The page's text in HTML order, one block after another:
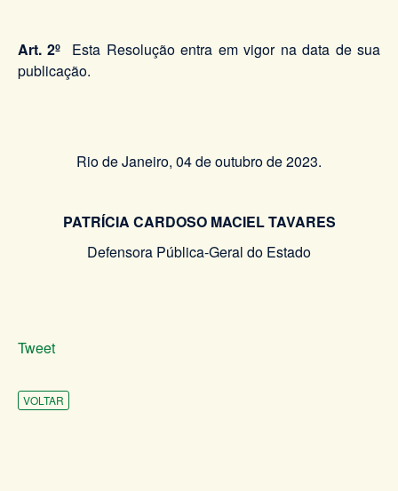
Art. 2º
Esta Resolução entra em vigor na data de sua
publicação.
Rio de Janeiro, 04 de outubro de 2023.
PATRÍCIA CARDOSO MACIEL TAVARES
Defensora Pública-Geral do Estado
Tweet
VOLTAR